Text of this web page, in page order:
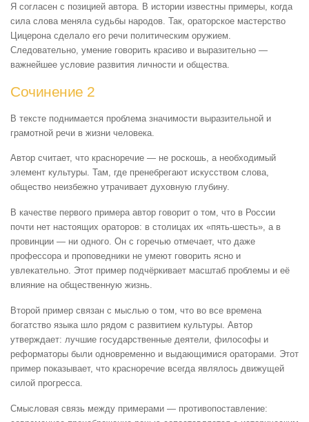
Я согласен с позицией автора. В истории известны примеры, когда
сила слова меняла судьбы народов. Так, ораторское мастерство
Цицерона сделало его речи политическим оружием.
Следовательно, умение говорить красиво и выразительно —
важнейшее условие развития личности и общества.
Сочинение 2
В тексте поднимается проблема значимости выразительной и
грамотной речи в жизни человека.
Автор считает, что красноречие — не роскошь, а необходимый
элемент культуры. Там, где пренебрегают искусством слова,
общество неизбежно утрачивает духовную глубину.
В качестве первого примера автор говорит о том, что в России
почти нет настоящих ораторов: в столицах их «пять-шесть», а в
провинции — ни одного. Он с горечью отмечает, что даже
профессора и проповедники не умеют говорить ясно и
увлекательно. Этот пример подчёркивает масштаб проблемы и её
влияние на общественную жизнь.
Второй пример связан с мыслью о том, что во все времена
богатство языка шло рядом с развитием культуры. Автор
утверждает: лучшие государственные деятели, философы и
реформаторы были одновременно и выдающимися ораторами. Этот
пример показывает, что красноречие всегда являлось движущей
силой прогресса.
Смысловая связь между примерами — противопоставление: